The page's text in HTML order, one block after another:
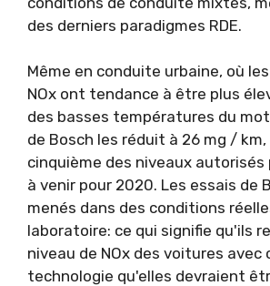
des derniers paradigmes RDE.
Même en conduite urbaine, où
NOx ont tendance à être plus
des basses températures du
de Bosch les réduit à 26 mg /
cinquième des niveaux autorisés
à venir pour 2020. Les essais de
menés dans des conditions
laboratoire: ce qui signifie qu'ils
niveau de NOx des voitures avec
technologie qu'elles devraient